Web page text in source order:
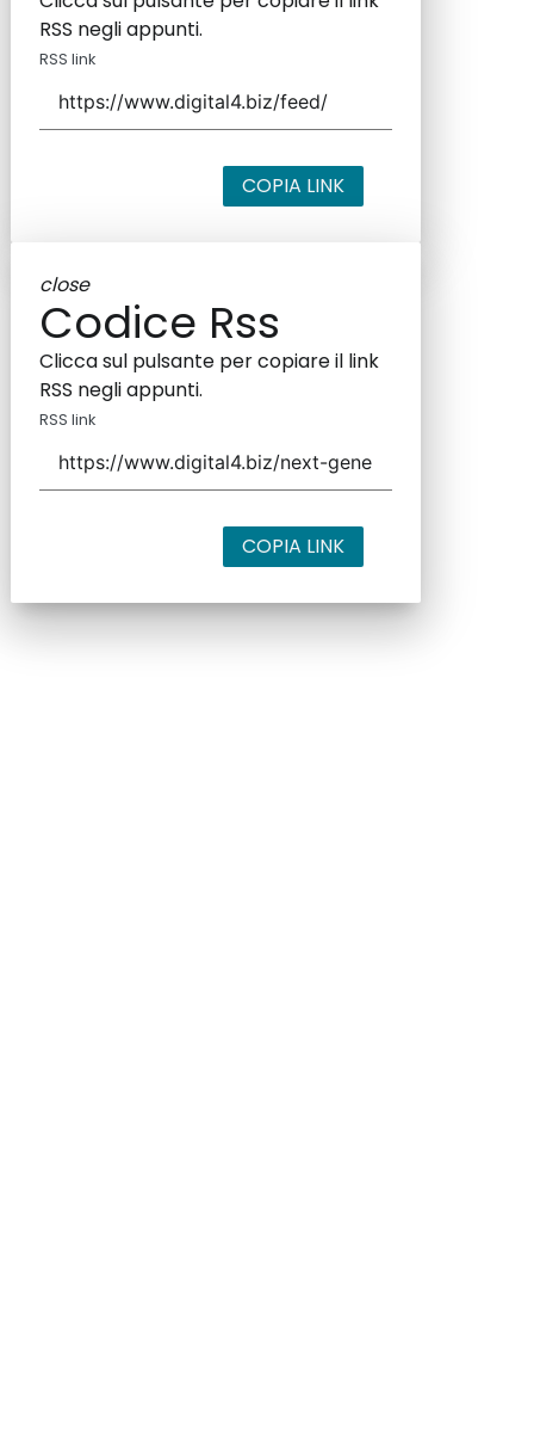
RSS negli appunti.
RSS link
COPIA LINK
close
Codice Rss
Clicca sul pulsante per copiare il link
RSS negli appunti.
RSS link
COPIA LINK